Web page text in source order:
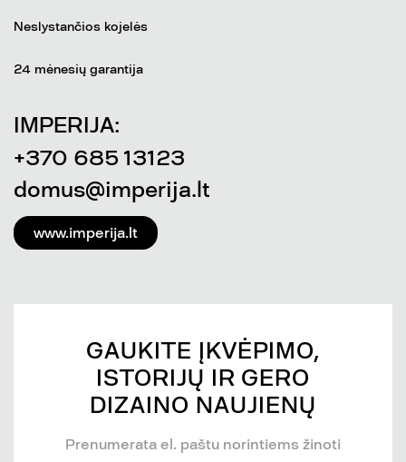
Neslystančios kojelės
24 mėnesių garantija
IMPERIJA:
+370 685 13123
domus@imperija.lt
www.imperija.lt
GAUKITE ĮKVĖPIMO,
ISTORIJŲ IR GERO
DIZAINO NAUJIENŲ
Prenumerata el. paštu norintiems žinoti